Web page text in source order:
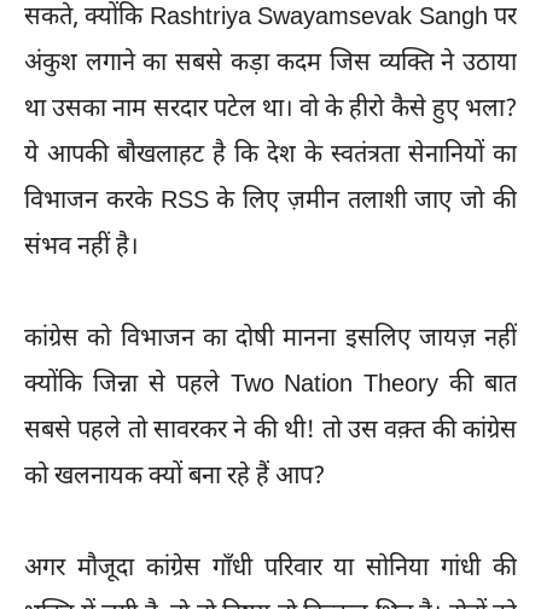
सकते, क्योंकि Rashtriya Swayamsevak Sangh पर
अंकुश लगाने का सबसे कड़ा कदम जिस व्यक्ति ने उठाया
था उसका नाम सरदार पटेल था। वो के हीरो कैसे हुए भला?
ये आपकी बौखलाहट है कि देश के स्वतंत्रता सेनानियों का
विभाजन करके RSS के लिए ज़मीन तलाशी जाए जो की
संभव नहीं है।
कांग्रेस को विभाजन का दोषी मानना इसलिए जायज़ नहीं
क्योंकि जिन्ना से पहले Two Nation Theory की बात
सबसे पहले तो सावरकर ने की थी! तो उस वक़्त की कांग्रेस
को खलनायक क्यों बना रहे हैं आप?
अगर मौजूदा कांग्रेस गाँधी परिवार या सोनिया गांधी की